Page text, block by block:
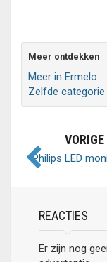
Meer ontdekken
Meer in Ermelo
Zelfde categorie
VORIGE
Philips LED
REACTIES
Er zijn nog